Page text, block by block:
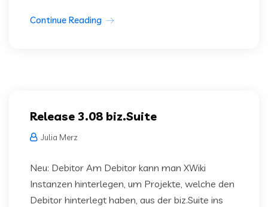
Continue Reading
Release 3.08 biz.Suite
Julia Merz
Neu: Debitor Am Debitor kann man XWiki
Instanzen hinterlegen, um Projekte, welche den
Debitor hinterlegt haben, aus der biz.Suite ins